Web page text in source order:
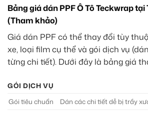
Bảng giá dán PPF Ô Tô Teckwrap
(Tham khảo)
Giá dán PPF có thể thay đổi tùy
xe, loại film cụ thể và gói dịch vụ
từng chi tiết). Dưới đây là bảng giá
GÓI DỊCH VỤ
Gói tiêu chuẩn
Dán các chi tiết dễ bị trầy